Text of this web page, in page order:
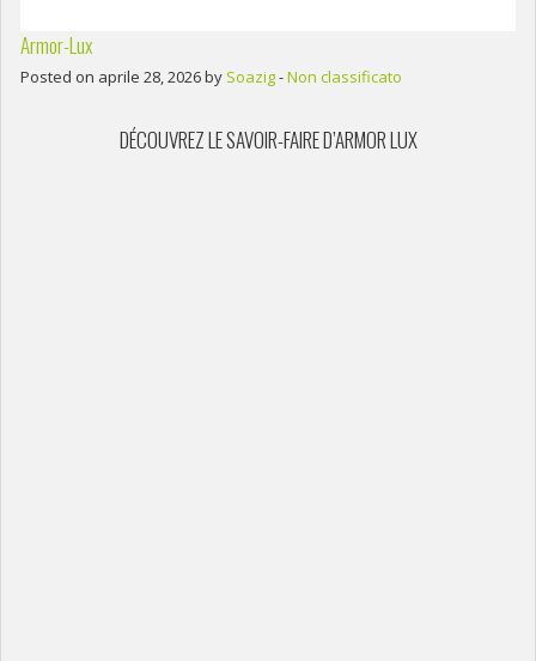
Armor-Lux
Posted on aprile 28, 2026 by Soazig-Non classificato
DÉCOUVREZ LE SAVOIR-FAIRE D’ARMOR LUX